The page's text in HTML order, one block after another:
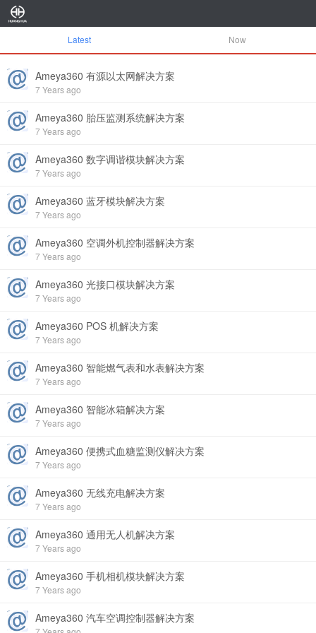
Latest Now
Ameya360 有源以太网解决方案
7 Years ago
Ameya360 胎压监测系统解决方案
7 Years ago
Ameya360 数字调谐模块解决方案
7 Years ago
Ameya360 蓝牙模块解决方案
7 Years ago
Ameya360 空调外机控制器解决方案
7 Years ago
Ameya360 光接口模块解决方案
7 Years ago
Ameya360 POS 机解决方案
7 Years ago
Ameya360 智能燃气表和水表解决方案
7 Years ago
Ameya360 智能冰箱解决方案
7 Years ago
Ameya360 便携式血糖监测仪解决方案
7 Years ago
Ameya360 无线充电解决方案
7 Years ago
Ameya360 通用无人机解决方案
7 Years ago
Ameya360 手机相机模块解决方案
7 Years ago
Ameya360 汽车空调控制器解决方案